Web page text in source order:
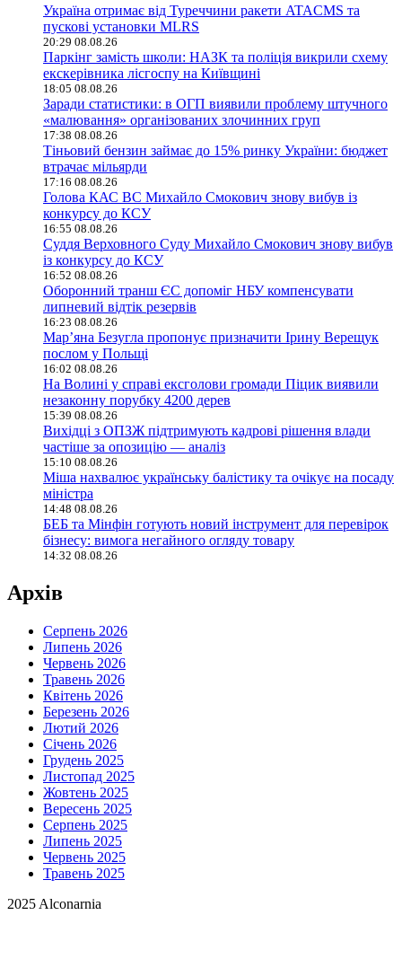
Україна отримає від Туреччини ракети ATACMS та
пускові установки MLRS
20:29 08.08.26
Паркінг замість школи: НАЗК та поліція викрили схему
екскерівника лісгоспу на Київщині
18:05 08.08.26
Заради статистики: в ОГП виявили проблему штучного
«малювання» організованих злочинних груп
17:38 08.08.26
Тіньовий бензин займає до 15% ринку України: бюджет
втрачає мільярди
17:16 08.08.26
Голова КАС ВС Михайло Смокович знову вибув із
конкурсу до КСУ
16:55 08.08.26
Суддя Верховного Суду Михайло Смокович знову вибув
із конкурсу до КСУ
16:52 08.08.26
Оборонний транш ЄС допоміг НБУ компенсувати
липневий відтік резервів
16:23 08.08.26
Мар’яна Безугла пропонує призначити Ірину Верещук
послом у Польщі
16:02 08.08.26
На Волині у справі ексголови громади Піцик виявили
незаконну порубку 4200 дерев
15:39 08.08.26
Вихідці з ОПЗЖ підтримують кадрові рішення влади
частіше за опозицію — аналіз
15:10 08.08.26
Міша нахвалює українську балістику та очікує на посаду
міністра
14:48 08.08.26
БЕБ та Мінфін готують новий інструмент для перевірок
бізнесу: вимога негайного огляду товару
14:32 08.08.26
Архів
Серпень 2026
Липень 2026
Червень 2026
Травень 2026
Квітень 2026
Березень 2026
Лютий 2026
Січень 2026
Грудень 2025
Листопад 2025
Жовтень 2025
Вересень 2025
Серпень 2025
Липень 2025
Червень 2025
Травень 2025
2025 Alconarnia